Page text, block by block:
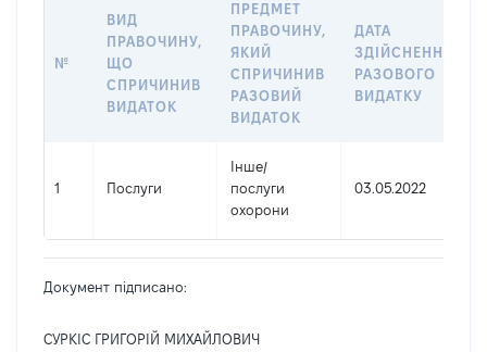
№
ВИД
ПРАВОЧИНУ,
ЩО
СПРИЧИНИВ
ВИДАТОК
ПРЕДМЕТ
ПРАВОЧИНУ,
ЯКИЙ
СПРИЧИНИВ
РАЗОВИЙ
ВИДАТОК
ДАТА
ЗДІЙСНЕННЯ
РАЗОВОГО
ВИДАТКУ
1 Послуги
Інше/
послуги
охорони
03.05.2022
Документ підписано:
СУРКІС ГРИГОРІЙ МИХАЙЛОВИЧ